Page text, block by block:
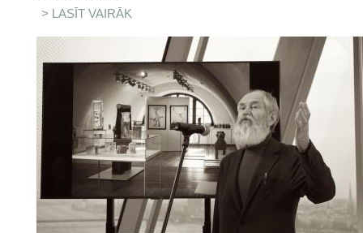
LASĪT VAIRĀK
GAISMA.